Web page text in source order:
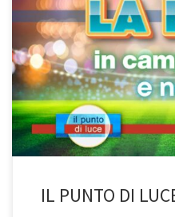
La fede scende in campo: oltre
Don Roberto ci portano nel
minuti: “La fede in campo, la
significa avere la vittoria in
[…]
IL PUNTO DI